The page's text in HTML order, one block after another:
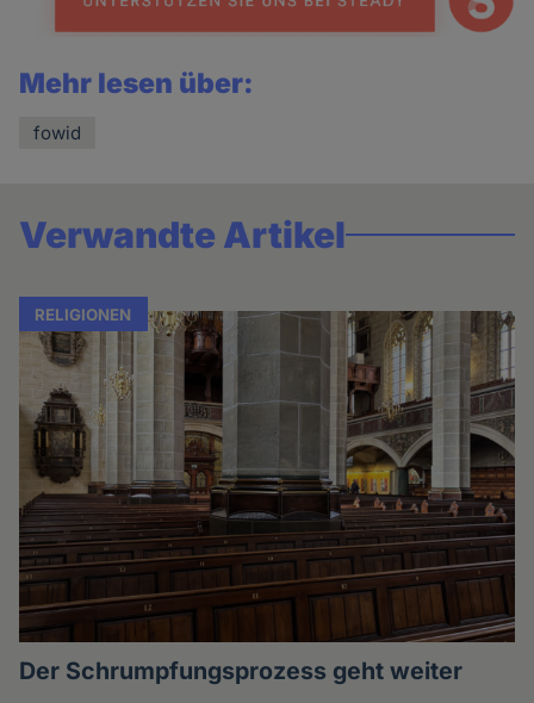
Mehr lesen über:
fowid
Verwandte Artikel
RELIGIONEN
Der Schrumpfungsprozess geht weiter